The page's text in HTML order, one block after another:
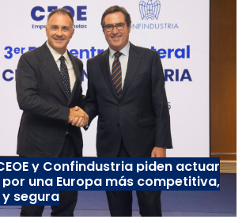
y Confindustria piden actuar
una Europa más competitiva,
segura